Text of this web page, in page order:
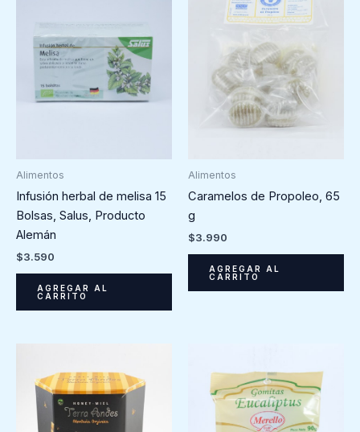
Alimentos
Infusión herbal de melisa 15
Bolsas, Salus, Producto
Alemán
$3.590
AGREGAR AL
CARRITO
Alimentos
Caramelos de Propoleo, 65
g
$3.990
AGREGAR AL
CARRITO